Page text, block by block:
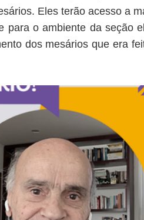
Eles terão acesso a
o ambiente da seção
dos mesários que era